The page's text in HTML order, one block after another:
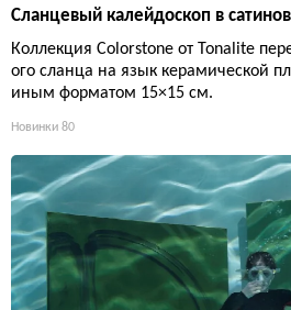
Сланцевый калейдоскоп в
Коллекция Colorstone от Tonalite
ого сланца на язык керамической
иным форматом 15×15 см.
Новинки 80